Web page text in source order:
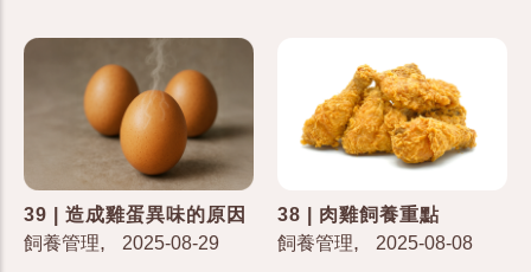
39 | 造成雞蛋異味的原因
飼養管理, 2025-08-29
38 | 肉雞飼養重點
飼養管理, 2025-08-08